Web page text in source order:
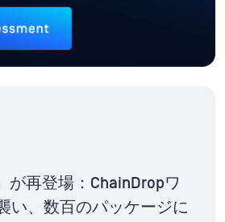
が再登場：ChainDropワ
い、数百のパッケージに